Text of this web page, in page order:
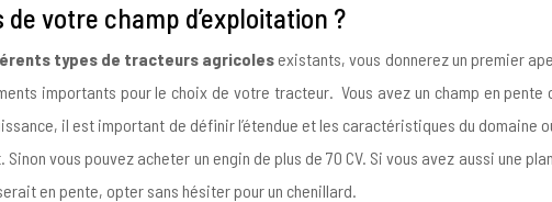
votre champ d’exploitation ?
types de tracteurs agricolesexistants, vous donnerez un premier
importants pour le choix de votre tracteur. Vous avez un champ en
il est important de définir l’étendue et les caractéristiques du domaine
vous pouvez acheter un engin de plus de 70 CV. Si vous avez aussi une
en pente, opter sans hésiter pour un chenillard.